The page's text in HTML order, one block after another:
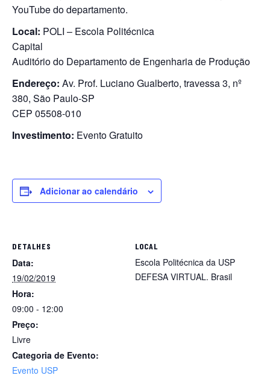
YouTube do departamento.
Local: POLI – Escola Politécnica
Capital
Auditório do Departamento de Engenharia de Produção
Endereço: Av. Prof. Luciano Gualberto, travessa 3, nº
380, São Paulo-SP
CEP 05508-010
Investimento: Evento Gratuito
Adicionar ao calendário
DETALHES
Data:
19/02/2019
Hora:
09:00 - 12:00
Preço:
Livre
Categoria de Evento:
Evento USP
LOCAL
Escola Politécnica da USP
DEFESA VIRTUAL. Brasil